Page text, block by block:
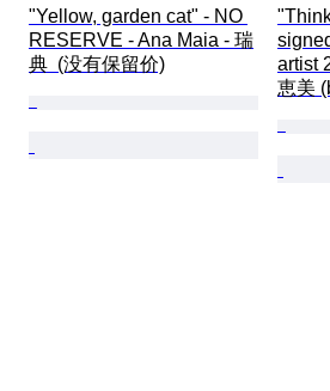
"Yellow, garden cat" - NO
RESERVE - Ana Maia - 瑞
典  (没有保留价)
artist
恵美